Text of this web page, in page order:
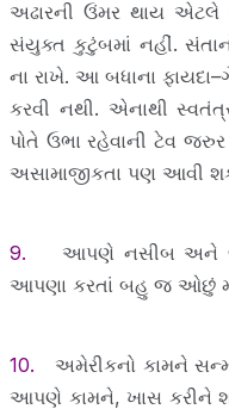
અઢારની ઉંમર થાય એટલે
સંયુક્ત કુટુંબમાં નહીં.
ના રાખે. આ બધાના
કરવી નથી. એનાથી
પોતે ઉભા રહેવાની ટેવ
અસામાજીકતા પણ આવી
9. આપણે નસીબ અને
આપણા કરતાં બહુ જ ઓછું
10. અમેરીકનો કામને
આપણે કામને, ખાસ કરીને